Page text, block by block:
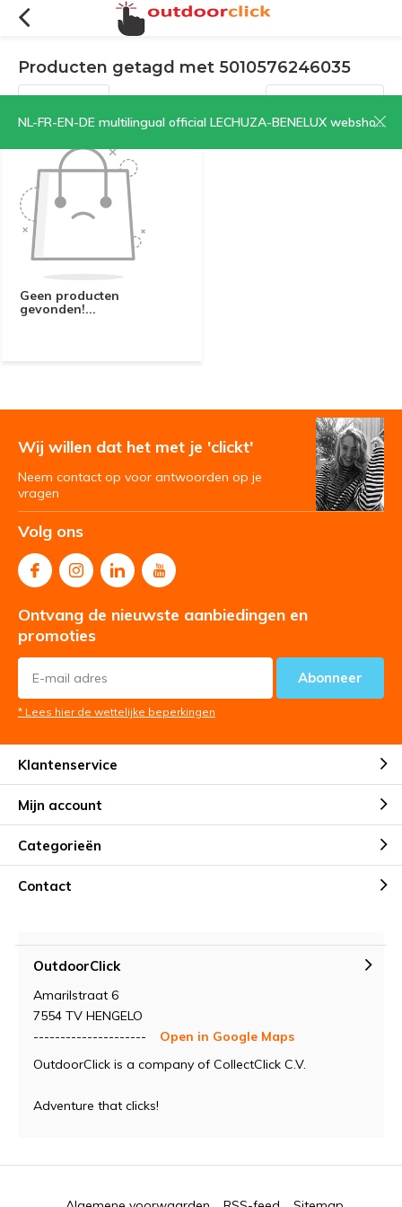
NL-FR-EN-DE multilingual official LECHUZA-BENELUX webshop | CLICK HERE NOW!
Producten getagd met 5010576246035
Filters Sorteren op:
Geen producten
gevonden!...
Wij willen dat het met je 'clickt'
Neem contact op voor antwoorden op je
vragen
Volg ons
Ontvang de nieuwste aanbiedingen en
promoties
Abonneer
* Lees hier de wettelijke beperkingen
Klantenservice
Mijn account
Categorieën
Contact
OutdoorClick
Amarilstraat 6
7554 TV HENGELO
---------------------
Open in Google Maps
OutdoorClick is a company of CollectClick C.V.
Adventure that clicks!